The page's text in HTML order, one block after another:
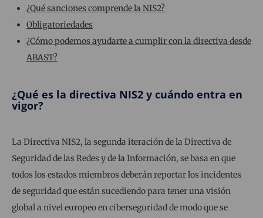
¿Qué sanciones comprende la NIS2?
Obligatoriedades
¿Cómo podemos ayudarte a cumplir con la directiva desde
ABAST?
¿Qué es la directiva NIS2 y cuándo entra en
vigor?
La Directiva NIS2, la segunda iteración de la Directiva de
Seguridad de las Redes y de la Información, se basa en que
todos los estados miembros deberán reportar los incidentes
de seguridad que están sucediendo para tener una visión
global a nivel europeo en ciberseguridad de modo que se